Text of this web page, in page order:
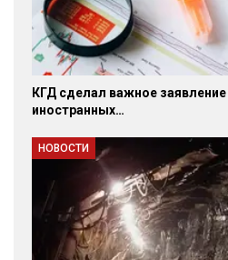
КГД сделал важное
иностранных…
НОВОСТИ